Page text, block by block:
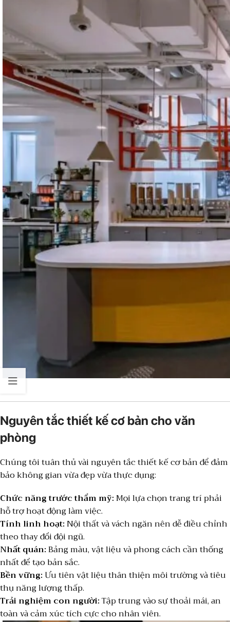
Nguyên tắc thiết kế cơ bản cho văn
phòng
Chúng tôi tuân thủ vài nguyên tắc thiết kế cơ bản để đảm
bảo không gian vừa đẹp vừa thực dụng:
Chức năng trước thẩm mỹ:Mọi lựa chọn trang trí phải
hỗ trợ hoạt động làm việc.
Tính linh hoạt:Nội thất và vách ngăn nên dễ điều chỉnh
theo thay đổi đội ngũ.
Nhất quán:Bảng màu, vật liệu và phong cách cần thống
nhất để tạo bản sắc.
Bền vững: Ưu tiên vật liệu thân thiện môi trường và tiêu
thụ năng lượng thấp.
Trải nghiệm con người:Tập trung vào sự thoải mái, an
toàn và cảm xúc tích cực cho nhân viên.